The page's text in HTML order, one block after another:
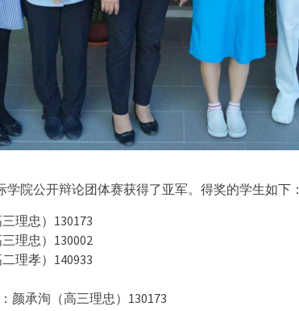
学院公开辩论团体赛获得了亚军。得奖的学生如下：
理忠）130173
理忠）130002
理孝）140933
颜承洵（高三理忠）130173